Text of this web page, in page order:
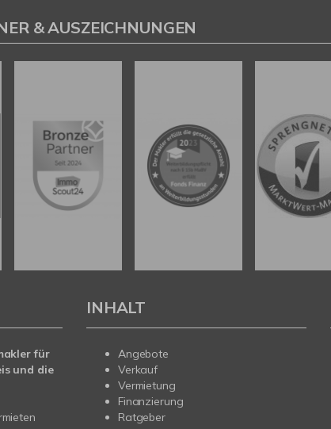
& AUSZEICHNUNGEN
für
und die
INHALT
Angebote
Verkauf
Vermietung
Finanzierung
Ratgeber